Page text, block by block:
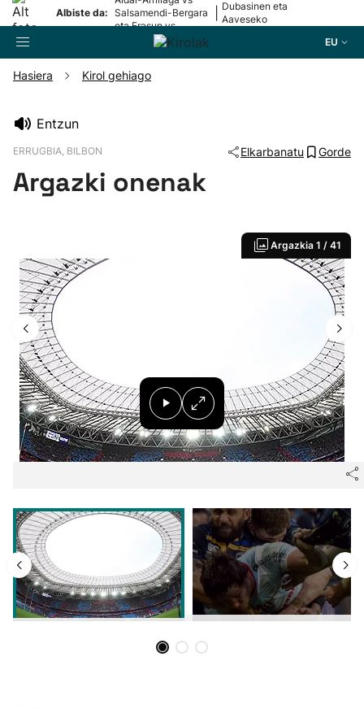
Albiste da: Salsamendi-Bergara
eta Erasun vs
Gaminde
Dubasinen eta
Aaveseko
EU
Saskibaloia
Txirrindularitza
Herri-kirolak
Eskubaloia
Atletismoa
Mendi-lasterketak
Kirol gehiago
Hasiera Kirol gehiago
Entzun
ERRUGBIA, BILBON Elkarbanatu Gorde
Argazki onenak
Argazkia 1 / 41